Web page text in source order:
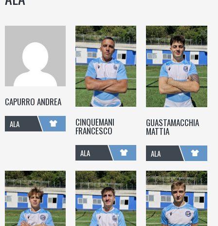
CAPURRO ANDREA
ALA CINQUEMANI
FRANCESCO
ALA
GUASTAMACCHIA
MATTIA
ALA